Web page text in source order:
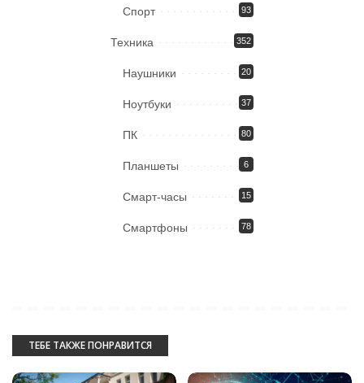
Спорт 93
Техника 352
Наушники 20
Ноутбуки 37
ПК 80
Планшеты 6
Смарт-часы 15
Смартфоны 78
ТЕБЕ ТАКЖЕ ПОНРАВИТСЯ